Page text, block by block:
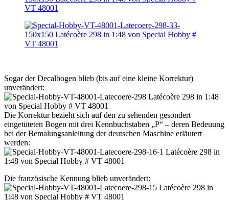
Sogar der Decalbogen blieb (bis auf eine kleine Korrektur)
unverändert:
Die Korrektur bezieht sich auf den zu sehenden gesondert
eingetüteten Bogen mit drei Kennbuchstaben „P“ – deren Bedeuung
bei der Bemalungsanleitung der deutschen Maschine erläutert
werden:
Die französische Kennung blieb unverändert: